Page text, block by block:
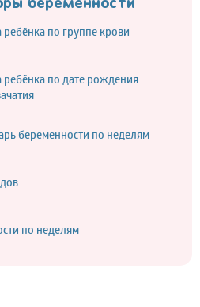
беременности
по группе крови
по дате рождения
беременности по неделям
по неделям